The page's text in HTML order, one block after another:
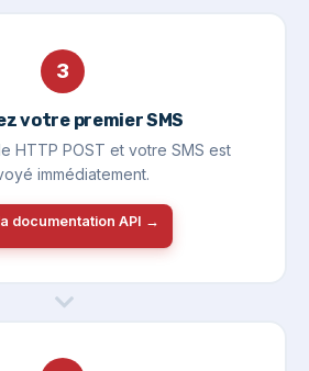
3
votre premier SMS
HTTP POST et votre SMS est
immédiatement.
documentation API →